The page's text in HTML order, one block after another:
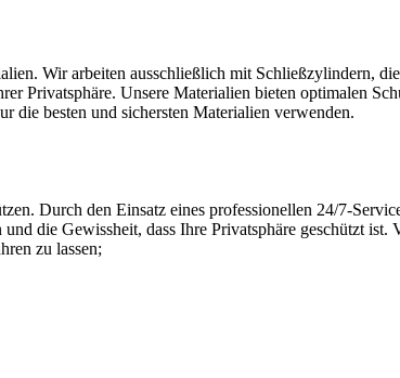
Wir arbeiten ausschließlich mit Schließzylindern,
Privatsphäre.​ Unsere Materialien bieten optimalen
die besten und sichersten Materialien verwenden.​
Durch den Einsatz eines professionellen 24/7-
die Gewissheit, dass Ihre Privatsphäre geschützt ist.​
zu lassen;